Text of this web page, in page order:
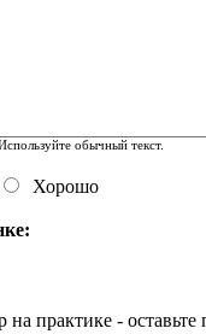
обычный текст.
Хорошо
практике - оставьте